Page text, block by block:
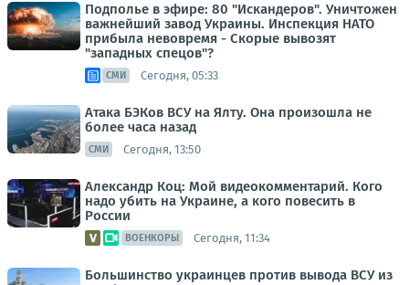
Подполье в эфире: 80 "Искандеров". Уничтожен
важнейший завод Украины. Инспекция НАТО
прибыла невовремя - Скорые вывозят
"западных спецов"?
СМИ Сегодня, 05:33
Атака БЭКов ВСУ на Ялту. Она произошла не
более часа назад
СМИ Сегодня, 13:50
Александр Коц: Мой видеокомментарий. Кого
надо убить на Украине, а кого повесить в
России
ВОЕНКОРЫ Сегодня, 11:34
Большинство украинцев против вывода ВСУ из